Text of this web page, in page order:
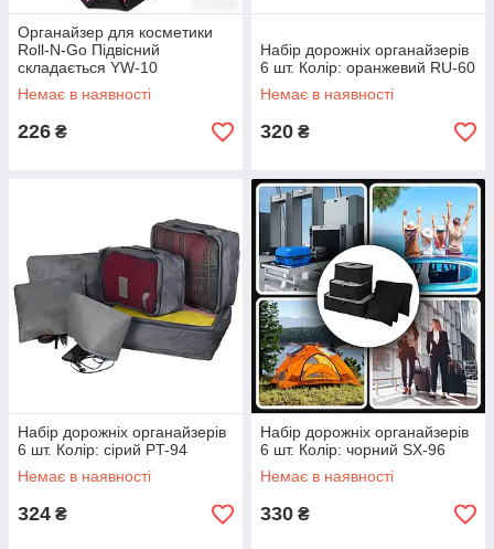
Органайзер для косметики
Roll-N-Go Підвісний
складається YW-10
Немає в наявності
226 ₴
Набір дорожніх органайзерів
6 шт. Колір: оранжевий RU-60
Немає в наявності
320 ₴
Набір дорожніх органайзерів
6 шт. Колір: сірий PT-94
Немає в наявності
324 ₴
Набір дорожніх органайзерів
6 шт. Колір: чорний SX-96
Немає в наявності
330 ₴